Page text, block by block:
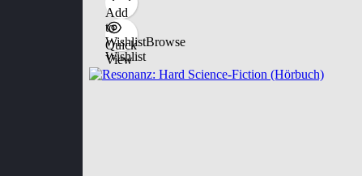
Add
to
WishlistBrowse
Wishlist
Quick
View